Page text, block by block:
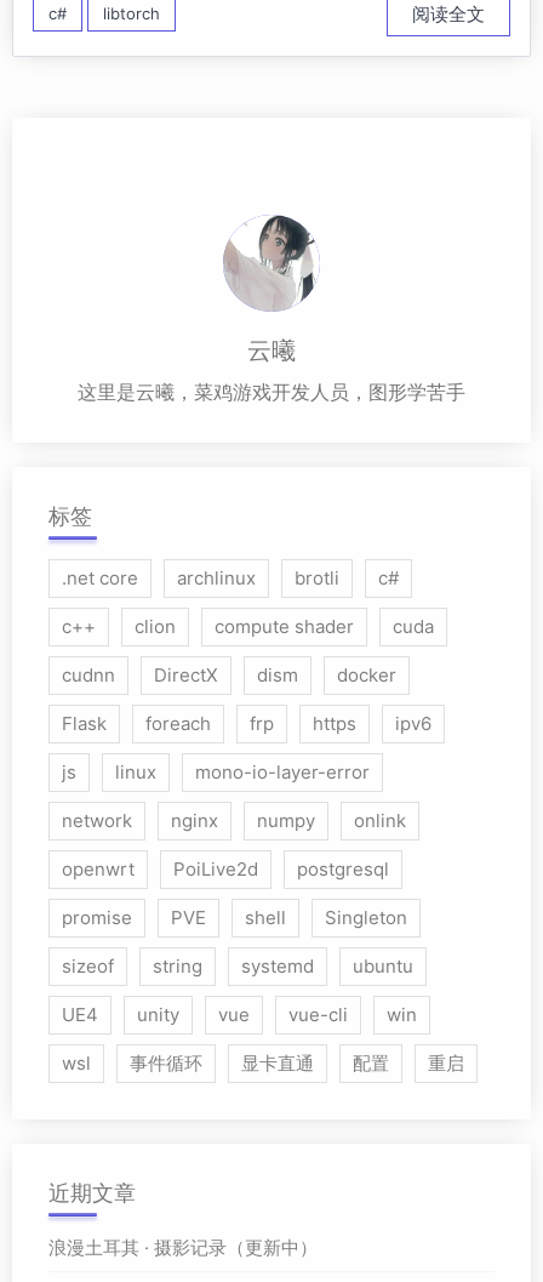
c# libtorch 阅读全文
云曦
这里是云曦，菜鸡游戏开发人员，图形学苦手
标签
.net core archlinux brotli c#
c++ clion compute shader cuda
cudnn DirectX dism docker
Flask foreach frp https ipv6
js linux mono-io-layer-error
network nginx numpy onlink
openwrt PoiLive2d postgresql
promise PVE shell Singleton
sizeof string systemd ubuntu
UE4 unity vue vue-cli win
wsl 事件循环 显卡直通 配置 重启
近期文章
浪漫土耳其 · 摄影记录（更新中）